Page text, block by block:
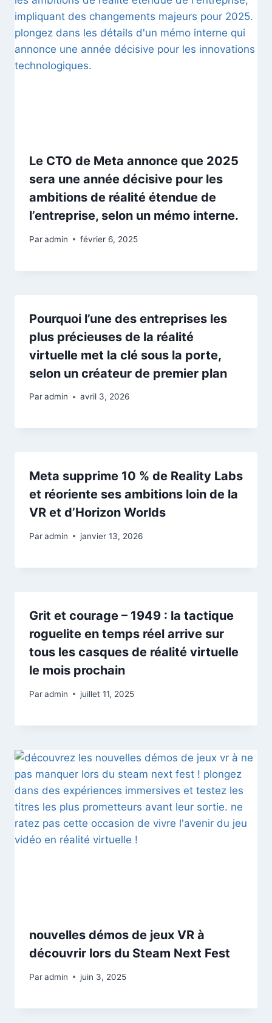
Le CTO de Meta annonce que 2025
sera une année décisive pour les
ambitions de réalité étendue de
l’entreprise, selon un mémo interne.
Paradmin février 6, 2025
Pourquoi l’une des entreprises les
plus précieuses de la réalité
virtuelle met la clé sous la porte,
selon un créateur de premier plan
Paradmin avril 3, 2026
Meta supprime 10 % de Reality Labs
et réoriente ses ambitions loin de la
VR et d’Horizon Worlds
Paradmin janvier 13, 2026
Grit et courage – 1949 : la tactique
roguelite en temps réel arrive sur
tous les casques de réalité virtuelle
le mois prochain
Paradmin juillet 11, 2025
nouvelles démos de jeux VR à
découvrir lors du Steam Next Fest
Paradmin juin 3, 2025